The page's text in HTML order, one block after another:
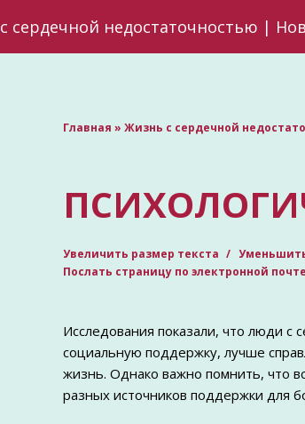
с сердечной недостаточностью |
Главная » Жизнь с сердечной
Увеличить размер текста
Послать страницу по электронной почте
Исследования показали, что люди
социальную поддержку, лучше
жизнь. Однако важно помнить, что
разных источников поддержки для